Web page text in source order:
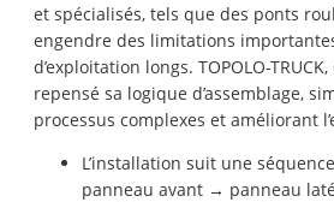
et spécialisés, tels que des ponts
engendre des limitations
d’exploitation longs. TOPOLO-
repensé sa logique d’assemblage,
processus complexes et améliorant
L’installation suit une
panneau avant → panneau